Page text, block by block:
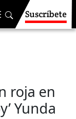
Suscríbete
roja en
Yunda